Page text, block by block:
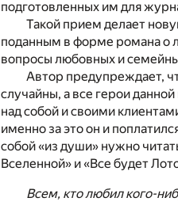
подготовленных им для
Такой прием делает
поданным в форме романа о
вопросы любовных и
Автор предупреждает,
случайны, а все герои
над собой и своими
именно за это он и
собой «из души» нужно
Вселенной» и «Все будет
Всем, кто любил кого-